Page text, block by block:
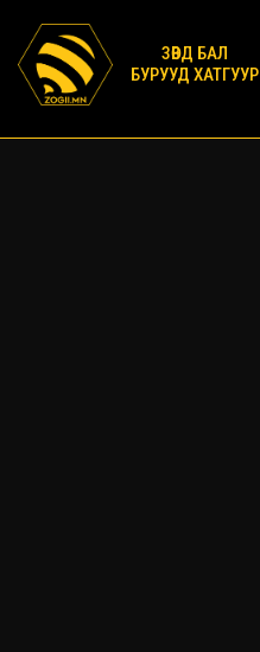
ЗӨВД БАЛ
БУРУУД ХАТГУУР